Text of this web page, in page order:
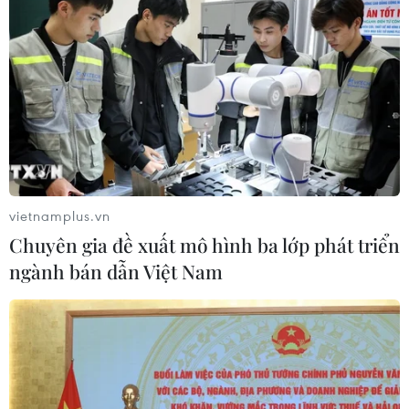
Mở rộng nhiều trường hợp “độ” linh
kiện xe nhưng không bị coi là cải tạo
27/07/2026 01:44
Bộ Xây dựng nói gì về việc đạp thốc
ga khi đưa xe ôtô đi đăng kiểm?
25/07/2026 03:28
Cổ phiếu Tesla lao dốc, vốn hóa thị
trường "bốc hơi" hơn 140 tỷ USD
24/07/2026 14:55
vietnamplus.vn
Chuyên gia đề xuất mô hình ba lớp phát triển
ngành bán dẫn Việt Nam